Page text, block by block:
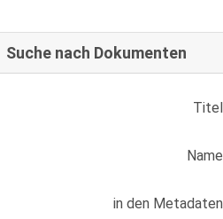
Suche nach Dokumenten
Titel
Name
in den Metadaten